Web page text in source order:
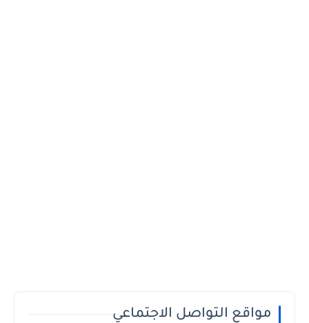
مواقع التواصل الاجتماعي